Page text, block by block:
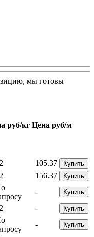
мы готовы
руб/кг Цена руб/м
105.37 Купить
156.37 Купить
- Купить
- Купить
- Купить